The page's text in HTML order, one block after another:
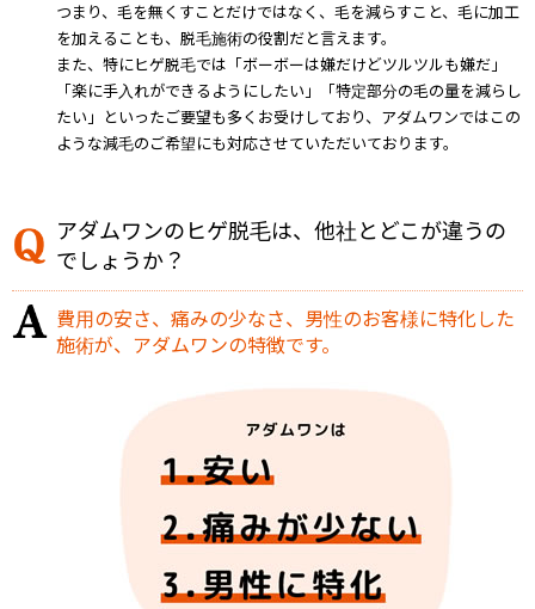
つまり、毛を無くすことだけではなく、毛を減らすこと、毛に加工
を加えることも、脱毛施術の役割だと言えます。
また、特にヒゲ脱毛では「ボーボーは嫌だけどツルツルも嫌だ」
「楽に手入れができるようにしたい」「特定部分の毛の量を減らし
たい」といったご要望も多くお受けしており、アダムワンではこの
ような減毛のご希望にも対応させていただいております。
アダムワンのヒゲ脱毛は、他社とどこが違うの
でしょうか？
費用の安さ、痛みの少なさ、男性のお客様に特化した
施術が、アダムワンの特徴です。